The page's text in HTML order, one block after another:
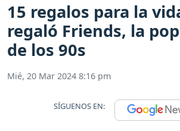
15 regalos para la
regaló Friends, la
de los 90s
Mié, 20 Mar 2024 8:16 pm
SÍGUENOS EN: